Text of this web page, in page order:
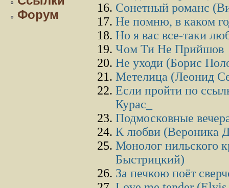
Форум
Сонетный романс
Не помню, в каком
Но я вас все-таки
Чом Ти Не Прийшов
Не уходи (Борис
Метелица (Леонид
Eсли пройти по
Курас_
Подмосковные
К любви (Вероника
Монолог нильского
Быстрицкий)
За печкою поёт